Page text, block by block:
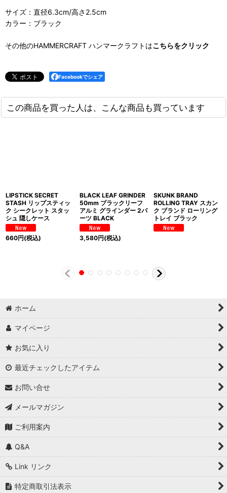
サイズ：直径6.3cm/高さ2.5cm
カラー：ブラック
その他のHAMMERCRAFT ハンマークラフトはこちらをクリック
Facebookでシェア
この商品を買った人は、こんな商品も買っています
LIPSTICK SECRET
STASH リップスティッ
ク シークレット スタッ
シュ 隠しケース
660円(税込)
BLACK LEAF GRINDER
50mm ブラックリーフ
アルミ グラインダー 2パ
ーツ BLACK
3,580円(税込)
SKUNK BRAND
ROLLING TRAY スカン
ク ブランド ローリング
トレイ ブラック
ホーム
マイページ
お気に入り
最近チェックしたアイテム
お問い合せ
メールマガジン
ご利用案内
Q&A
Link リンク
特定商取引法表示